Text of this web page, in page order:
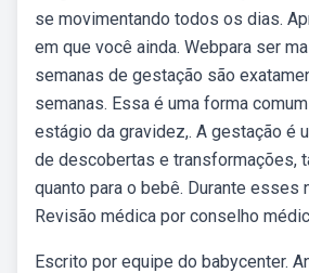
se movimentando todos os dias.
em que você ainda. Webpara ser
semanas de gestação são
semanas. Essa é uma forma
estágio da gravidez,. A gestação é
de descobertas e transformações,
quanto para o bebê. Durante esses
Revisão médica por conselho
Escrito por equipe do babycenter.